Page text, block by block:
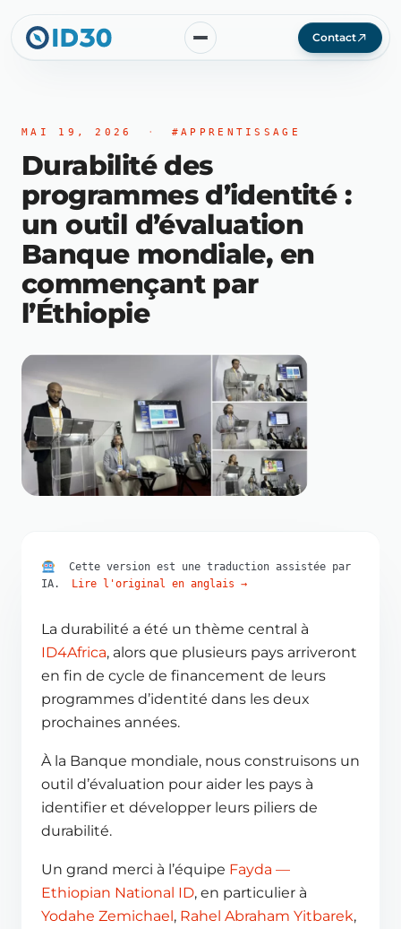
Contact
MAI 19, 2026 · #APPRENTISSAGE
Durabilité des
programmes d’identité :
un outil d’évaluation
Banque mondiale, en
commençant par
l’Éthiopie
Cette version est une traduction assistée par
IA.
Lire l'original en anglais →
La durabilité a été un thème central à
ID4Africa, alors que plusieurs pays arriveront
en fin de cycle de financement de leurs
programmes d’identité dans les deux
prochaines années.
À la Banque mondiale, nous construisons un
outil d’évaluation pour aider les pays à
identifier et développer leurs piliers de
durabilité.
Un grand merci à l’équipe Fayda —
Ethiopian National ID, en particulier à
Yodahe Zemichael, Rahel Abraham Yitbarek,